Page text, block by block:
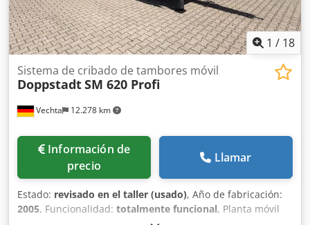
1 / 18
Vechta 12.278 km
Sistema de cribado de tambores móvil
DoppstadtSM 620 Profi
Información de
precio
Llamar
Estado: revisado en el taller (usado), Año de fabricación:
2005, Funcionalidad: totalmente funcional, Planta móvil